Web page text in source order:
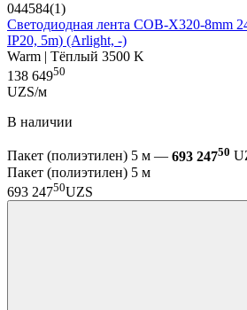
044584(1)
Светодиодная лента COB-X320-8mm
IP20, 5m) (Arlight, -)
Warm | Тёплый 3500 K
138 64950
UZS/м
В наличии
Пакет (полиэтилен) 5 м — 693 24750
Пакет (полиэтилен) 5 м
693 24750UZS